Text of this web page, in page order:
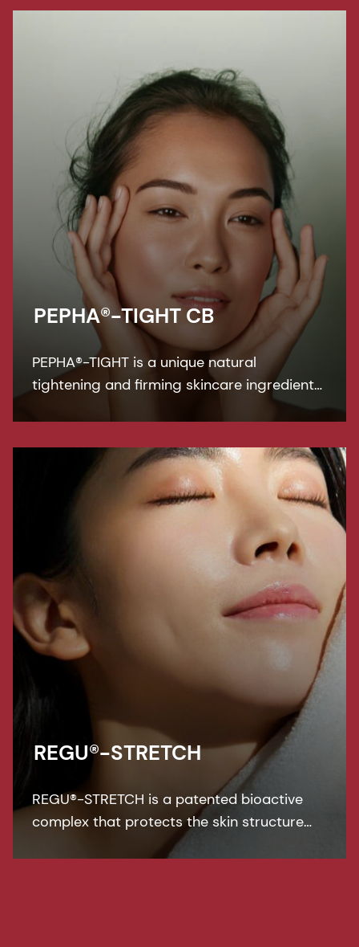
PEPHA®-TIGHT CB
PEPHA®-TIGHT is a unique natural
tightening and firming skincare ingredient
term skin firming effect.
REGU®-STRETCH
REGU®-STRETCH is a patented bioactive
complex that protects the skin structure
from new stretch marks, and activates the